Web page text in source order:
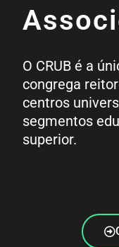
O CRUB é a
congrega
centros
segmentos
superior.